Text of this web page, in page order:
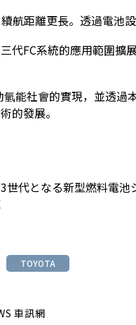
航距離更長。透過電池
代FC系統的應用範圍
能社會的實現，並透過
的發展。
世代となる新型燃料電
TOYOTA
車訊網